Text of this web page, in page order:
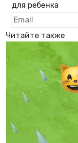
для ребенка
Читайте также